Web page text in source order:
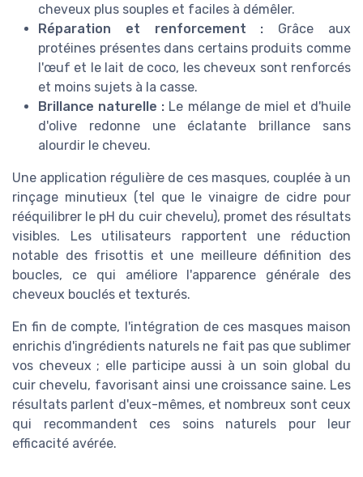
cheveux plus souples et faciles à démêler.
Réparation et renforcement : Grâce aux
protéines présentes dans certains produits comme
l'œuf et le lait de coco, les cheveux sont renforcés
et moins sujets à la casse.
Brillance naturelle : Le mélange de miel et d'huile
d'olive redonne une éclatante brillance sans
alourdir le cheveu.
Une application régulière de ces masques, couplée à un
rinçage minutieux (tel que le vinaigre de cidre pour
rééquilibrer le pH du cuir chevelu), promet des résultats
visibles. Les utilisateurs rapportent une réduction
notable des frisottis et une meilleure définition des
boucles, ce qui améliore l'apparence générale des
cheveux bouclés et texturés.
En fin de compte, l'intégration de ces masques maison
enrichis d'ingrédients naturels ne fait pas que sublimer
vos cheveux ; elle participe aussi à un soin global du
cuir chevelu, favorisant ainsi une croissance saine. Les
résultats parlent d'eux-mêmes, et nombreux sont ceux
qui recommandent ces soins naturels pour leur
efficacité avérée.